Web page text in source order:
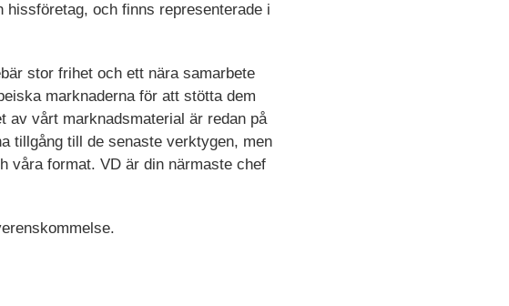
och finns representerade i
stor frihet och ett nära samarbete
marknaderna för att stötta dem
av vårt marknadsmaterial är redan på
tillgång till de senaste verktygen, men
våra format. VD är din närmaste chef